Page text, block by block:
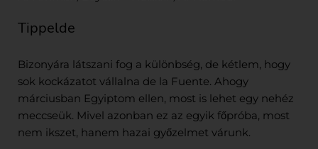
Tippelde
Bizonyára látszani fog a különbség, de kétlem, hogy
sok kockázatot vállalna de la Fuente. Ahogy
márciusban Egyiptom ellen, most is lehet egy nehéz
meccseük. Mivel azonban ez az egyik főpróba, most
nem ikszet, hanem hazai győzelmet várunk.